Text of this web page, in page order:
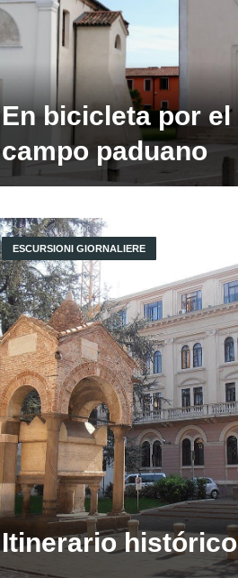
En bicicleta por el
campo paduano
Itinerario histórico
ESCURSIONI GIORNALIERE